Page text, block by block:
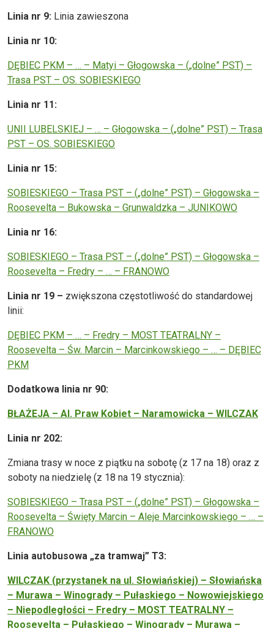
Linia nr 9: Linia zawieszona
Linia nr 10:
DĘBIEC PKM – … – Matyi – Głogowska – („dolne” PST) –
Trasa PST – OS. SOBIESKIEGO
Linia nr 11:
UNII LUBELSKIEJ – … – Głogowska – („dolne” PST) – Trasa
PST – OS. SOBIESKIEGO
Linia nr 15:
SOBIESKIEGO – Trasa PST – („dolne” PST) – Głogowska –
Roosevelta – Bukowska – Grunwaldzka – JUNIKOWO
Linia nr 16:
SOBIESKIEGO – Trasa PST – („dolne” PST) – Głogowska –
Roosevelta – Fredry – … – FRANOWO
Linia nr 19 – zwiększona częstotliwość do standardowej
linii:
DĘBIEC PKM – … – Fredry – MOST TEATRALNY –
Roosevelta – Św. Marcin – Marcinkowskiego – … – DĘBIEC
PKM
Dodatkowa linia nr 90:
BŁAŻEJA – Al. Praw Kobiet – Naramowicka – WILCZAK
Linia nr 202:
Zmiana trasy w noce z piątku na sobotę (z 17 na 18) oraz z
soboty na niedzielę (z 18 na 19 stycznia):
SOBIESKIEGO – Trasa PST – („dolne” PST) – Głogowska –
Roosevelta – Święty Marcin – Aleje Marcinkowskiego – … –
FRANOWO
Linia autobusowa „za tramwaj” T3:
WILCZAK (przystanek na ul. Słowiańskiej) – Słowiańska
– Murawa – Winogrady – Pułaskiego – Nowowiejskiego
– Niepodległości – Fredry – MOST TEATRALNY –
Roosevelta – Pułaskiego – Winogrady – Murawa –